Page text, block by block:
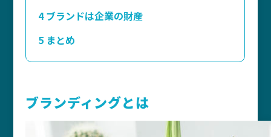
4ブランドは企業の財産
5 まとめ
ブランディングとは